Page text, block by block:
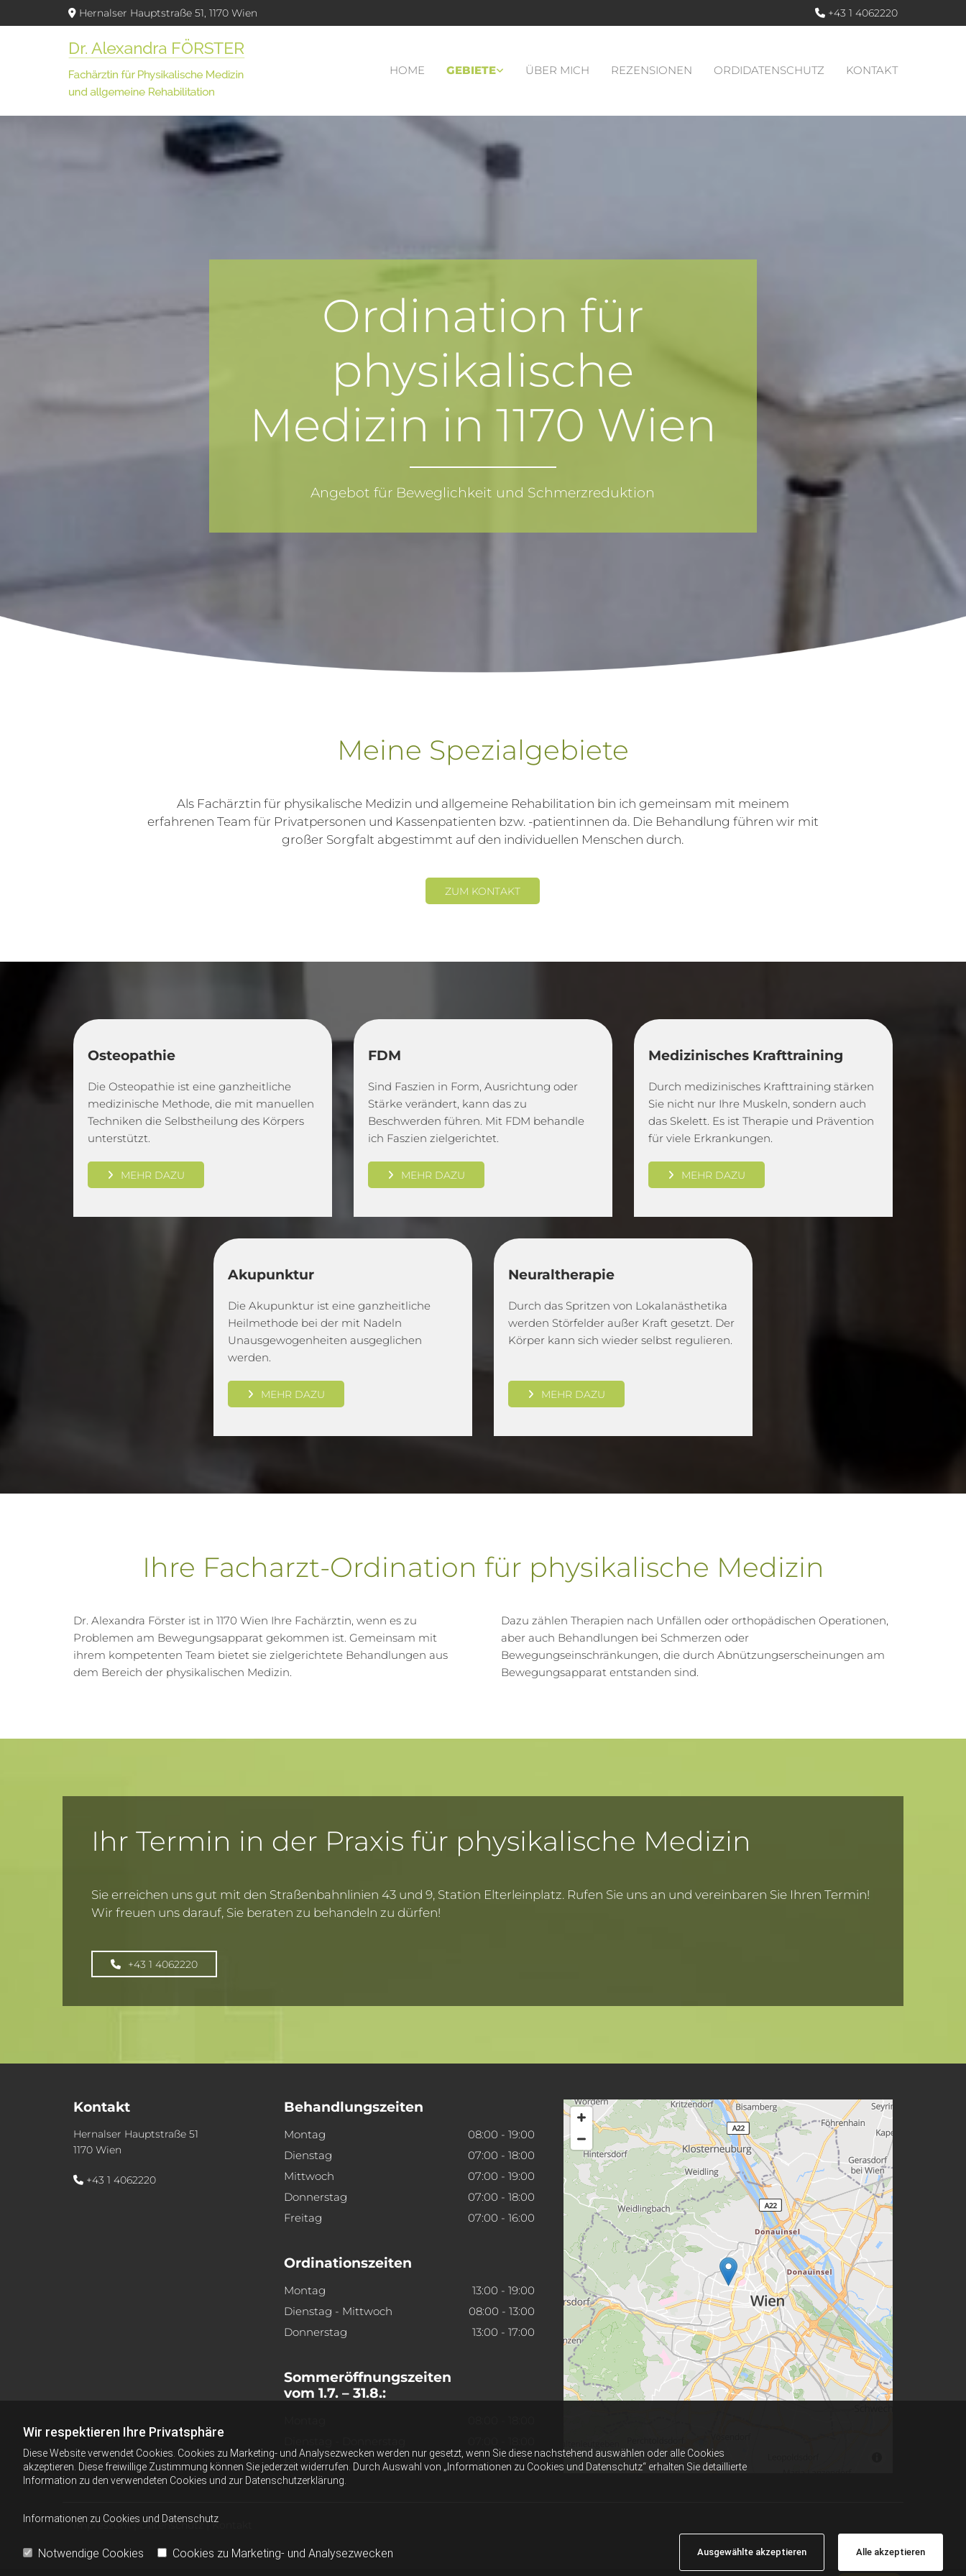
Wir respektieren Ihre Privatsphäre
Diese Website verwendet Cookies. Cookies zu Marketing- und Analysezwecken werden nur gesetzt, wenn Sie diese nachstehend auswählen oder alle Cookies
akzeptieren. Diese freiwillige Zustimmung können Sie jederzeit widerrufen. Durch Auswahl von „Informationen zu Cookies und Datenschutz“ erhalten Sie detaillierte
Information zu den verwendeten Cookies und zur Datenschutzerklärung.
Informationen zu Cookies und Datenschutz
Notwendige Cookies Cookies zu Marketing- und Analysezwecken Ausgewählte akzeptieren Alle akzeptieren
 Hernalser Hauptstraße 51, 1170 Wien  +43 1 4062220
HOME GEBIETE ÜBER MICH REZENSIONEN ORDIDATENSCHUTZ KONTAKT
Ordination für
physikalische
Medizin in 1170 Wien
Angebot für Beweglichkeit und Schmerzreduktion
Meine Spezialgebiete
Als Fachärztin für physikalische Medizin und allgemeine Rehabilitation bin ich gemeinsam mit meinem
erfahrenen Team für Privatpersonen und Kassenpatienten bzw. -patientinnen da. Die Behandlung führen wir mit
großer Sorgfalt abgestimmt auf den individuellen Menschen durch.
ZUM KONTAKT
Osteopathie
Die Osteopathie ist eine ganzheitliche
medizinische Methode, die mit manuellen
Techniken die Selbstheilung des Körpers
unterstützt.
MEHR DAZU
FDM
Sind Faszien in Form, Ausrichtung oder
Stärke verändert, kann das zu
Beschwerden führen. Mit FDM behandle
ich Faszien zielgerichtet.
MEHR DAZU
Medizinisches Krafttraining
Durch medizinisches Krafttraining stärken
Sie nicht nur Ihre Muskeln, sondern auch
das Skelett. Es ist Therapie und Prävention
für viele Erkrankungen.
MEHR DAZU
Akupunktur
Die Akupunktur ist eine ganzheitliche
Heilmethode bei der mit Nadeln
Unausgewogenheiten ausgeglichen
werden.
MEHR DAZU
Neuraltherapie
Durch das Spritzen von Lokalanästhetika
werden Störfelder außer Kraft gesetzt. Der
Körper kann sich wieder selbst regulieren.
MEHR DAZU
Ihre Facharzt-Ordination für physikalische Medizin
Dr. Alexandra Förster ist in 1170 Wien Ihre Fachärztin, wenn es zu
Problemen am Bewegungsapparat gekommen ist. Gemeinsam mit
ihrem kompetenten Team bietet sie zielgerichtete Behandlungen aus
dem Bereich der physikalischen Medizin.
Dazu zählen Therapien nach Unfällen oder orthopädischen Operationen,
aber auch Behandlungen bei Schmerzen oder
Bewegungseinschränkungen, die durch Abnützungserscheinungen am
Bewegungsapparat entstanden sind.
Ihr Termin in der Praxis für physikalische Medizin
Sie erreichen uns gut mit den Straßenbahnlinien 43 und 9, Station Elterleinplatz. Rufen Sie uns an und vereinbaren Sie Ihren Termin!
Wir freuen uns darauf, Sie beraten zu behandeln zu dürfen!
+43 1 4062220
Kontakt
Hernalser Hauptstraße 51
1170 Wien
 +43 1 4062220
Behandlungszeiten
Montag
08:00 - 19:00
Dienstag
07:00 - 18:00
Mittwoch
07:00 - 19:00
Donnerstag
07:00 - 18:00
Freitag
07:00 - 16:00
Ordinationszeiten
Montag
13:00 - 19:00
Dienstag - Mittwoch
08:00 - 13:00
Donnerstag
13:00 - 17:00
Sommeröffnungszeiten
vom 1.7. – 31.8.:
Freitag
07:00 - 14:00
Impressum| Datenschutz |Kontakt